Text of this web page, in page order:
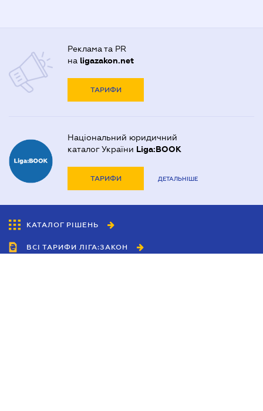
Реклама та PR
на ligazakon.net
ТАРИФИ
Національний юридичний
каталог України Liga:BOOK
ТАРИФИ ДЕТАЛЬНІШЕ
КАТАЛОГ РІШЕНЬ
ВСІ ТАРИФИ ЛІГА:ЗАКОН